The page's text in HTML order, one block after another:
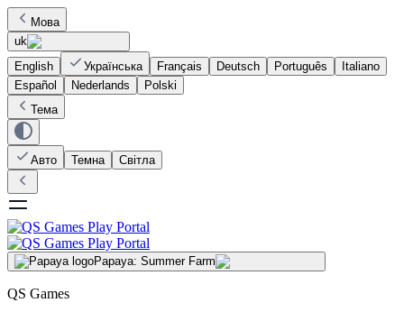
Мова
uk
English
Українська Français Deutsch Português
Italiano
Español
Nederlands
Polski
Тема
Авто Темна Світла
Papaya: Summer Farm
QS Games